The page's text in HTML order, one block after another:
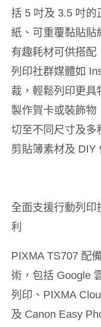
括 5 吋及 3.5 吋
紙、可重覆黏貼貼
有趣耗材可供搭配
列印社群媒體如
裁，輕鬆列印更具
製作賀卡或裝飾物
切至不同尺寸及多
剪貼簿素材及 DIY
全面支援行動列印
利
PIXMA TS707 配
術，包括 Google
列印、PIXMA
及 Canon Easy